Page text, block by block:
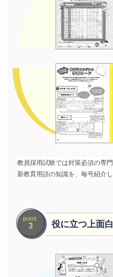
教員採用試験では対策必須の専門
新教育用語の知識を、毎号紹介し
point
3 役に立つ上面